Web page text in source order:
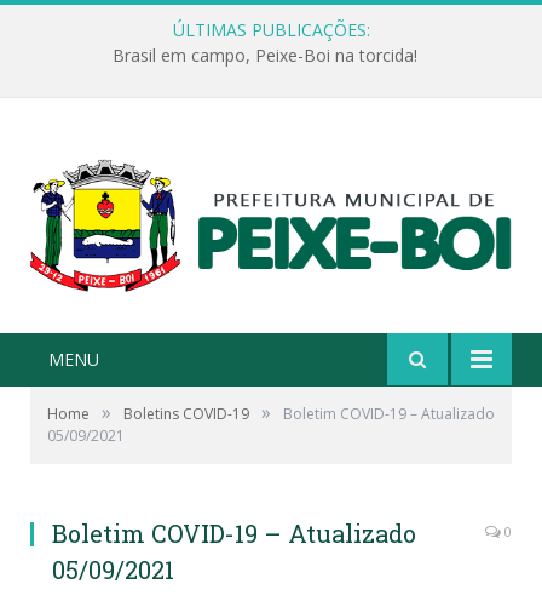
ÚLTIMAS PUBLICAÇÕES:
Brasil em campo, Peixe-Boi na torcida!
MENU
Home » Boletins COVID-19 »
Boletim COVID-19 – Atualizado
05/09/2021
Boletim COVID-19 – Atualizado
05/09/2021
0